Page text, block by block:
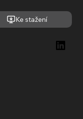
Ke stažení